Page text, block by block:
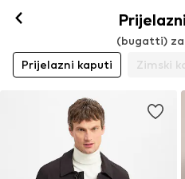
(bugatti) za
Prijelazni kaputi
Zimski